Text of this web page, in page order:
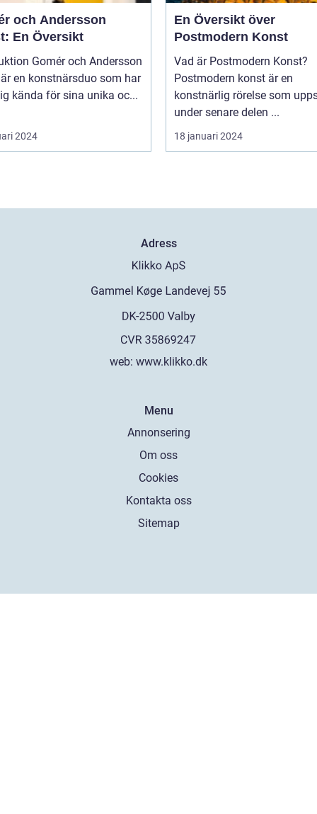
och Andersson
En Översikt
och Andersson
en konstnärsduo som har
kända för sina unika oc...
2024
En Översikt över
Postmodern Konst
Vad är Postmodern Konst?
Postmodern konst är en
konstnärlig rörelse som
under senare delen ...
18 januari 2024
Adress
web: www.klikko.dk
Menu
Annonsering
Om oss
Cookies
Kontakta oss
Sitemap